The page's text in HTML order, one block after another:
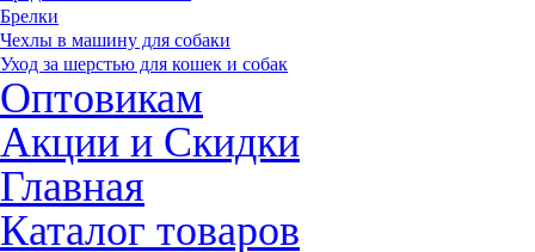
Брелки
Чехлы в машину для собаки
Уход за шерстью для кошек и собак
Оптовикам
Акции и Скидки
Главная
Каталог товаров